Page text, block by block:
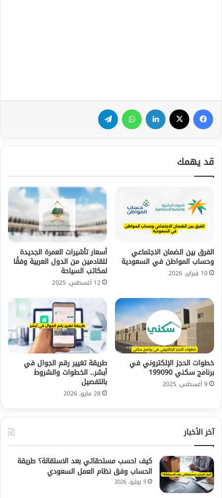
فيسبوك لينكدإن واتساب
قد يهمك
الفرق بين الضمان الاجتماعي
وحساب المواطن في السعودية
10 فبراير، 2026
أسعار تأشيرات العمرة الجديدة
للقادمين من الدول العربية وفقًا
لمكاتب السياحة
12 أغسطس، 2025
خطوات الحجز الإلكتروني في
برنامج سكني 199090
9 أغسطس، 2025
طريقة تغيير رقم الجوال في
أبشر.. الخطوات والشروط
بالتفصيل
28 مايو، 2026
آخر الأخبار
كيف احسب مستحقاتي بعد الاستقالة؟ طريقة
الحساب وفق نظام العمل السعودي
5 يوليو، 2026